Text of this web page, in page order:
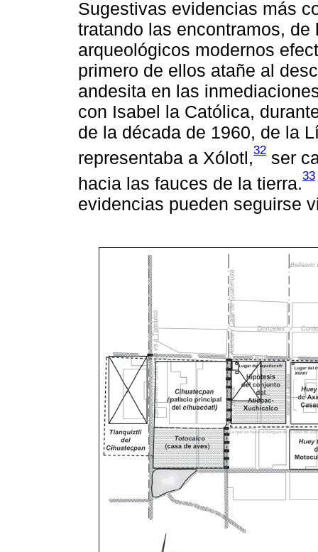
Sugestivas evidencias más
tratando las encontramos,
arqueológicos modernos
primero de ellos atañe al
andesita en las
con Isabel la Católica,
de la década de 1960, de la
representaba a Xólotl,32 ser
hacia las fauces de la tierra.33
evidencias pueden seguirse